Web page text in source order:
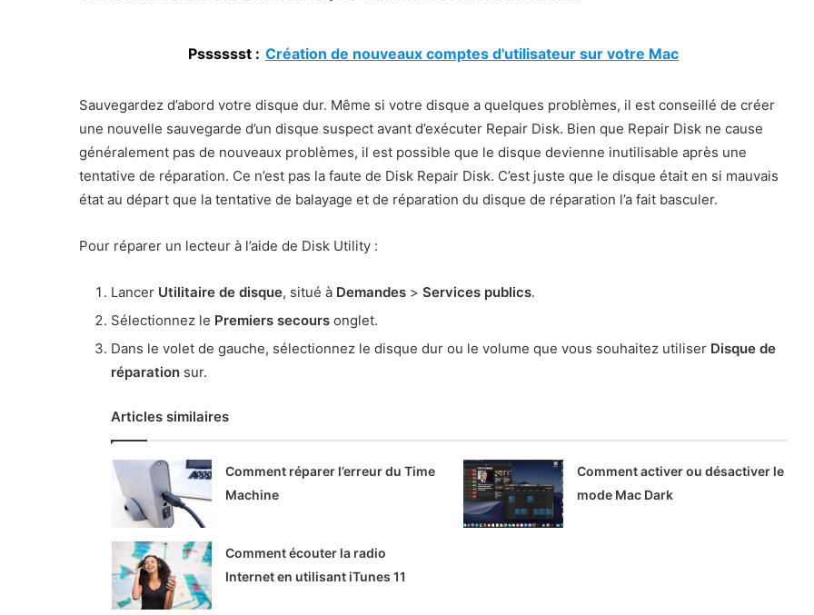
Psssssst : Création de nouveaux comptes d'utilisateur sur votre Mac
Sauvegardez d’abord votre disque dur. Même si votre disque a quelques problèmes, il est conseillé de créer
une nouvelle sauvegarde d’un disque suspect avant d’exécuter Repair Disk. Bien que Repair Disk ne cause
généralement pas de nouveaux problèmes, il est possible que le disque devienne inutilisable après une
tentative de réparation. Ce n’est pas la faute de Disk Repair Disk. C’est juste que le disque était en si mauvais
état au départ que la tentative de balayage et de réparation du disque de réparation l’a fait basculer.
Pour réparer un lecteur à l’aide de Disk Utility :
Lancer Utilitaire de disque, situé à Demandes > Services publics.
Sélectionnez le Premiers secours onglet.
Dans le volet de gauche, sélectionnez le disque dur ou le volume que vous souhaitez utiliser Disque de
réparation sur.
Articles similaires
Comment réparer l’erreur du Time
Machine
Comment activer ou désactiver le
mode Mac Dark
Comment écouter la radio
Internet en utilisant iTunes 11